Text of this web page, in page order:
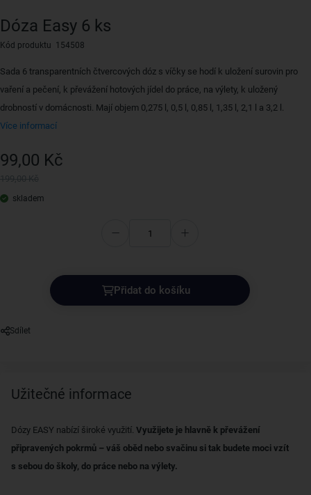
Dóza Easy 6 ks
Kód produktu 154508
Sada 6 transparentních čtvercových dóz s víčky se hodí k uložení surovin pro
vaření a pečení, k převážení hotových jídel do práce, na výlety, k uložený
drobností v domácnosti. Mají objem 0,275 l, 0,5 l, 0,85 l, 1,35 l, 2,1 l a 3,2 l.
Více informací
99,00 Kč
skladem
Přidat do košíku
Sdílet
Užitečné informace
Dózy EASY nabízí široké využití. Využijete je hlavně k převážení
připravených pokrmů – váš oběd nebo svačinu si tak budete moci vzít
s sebou do školy, do práce nebo na výlety.